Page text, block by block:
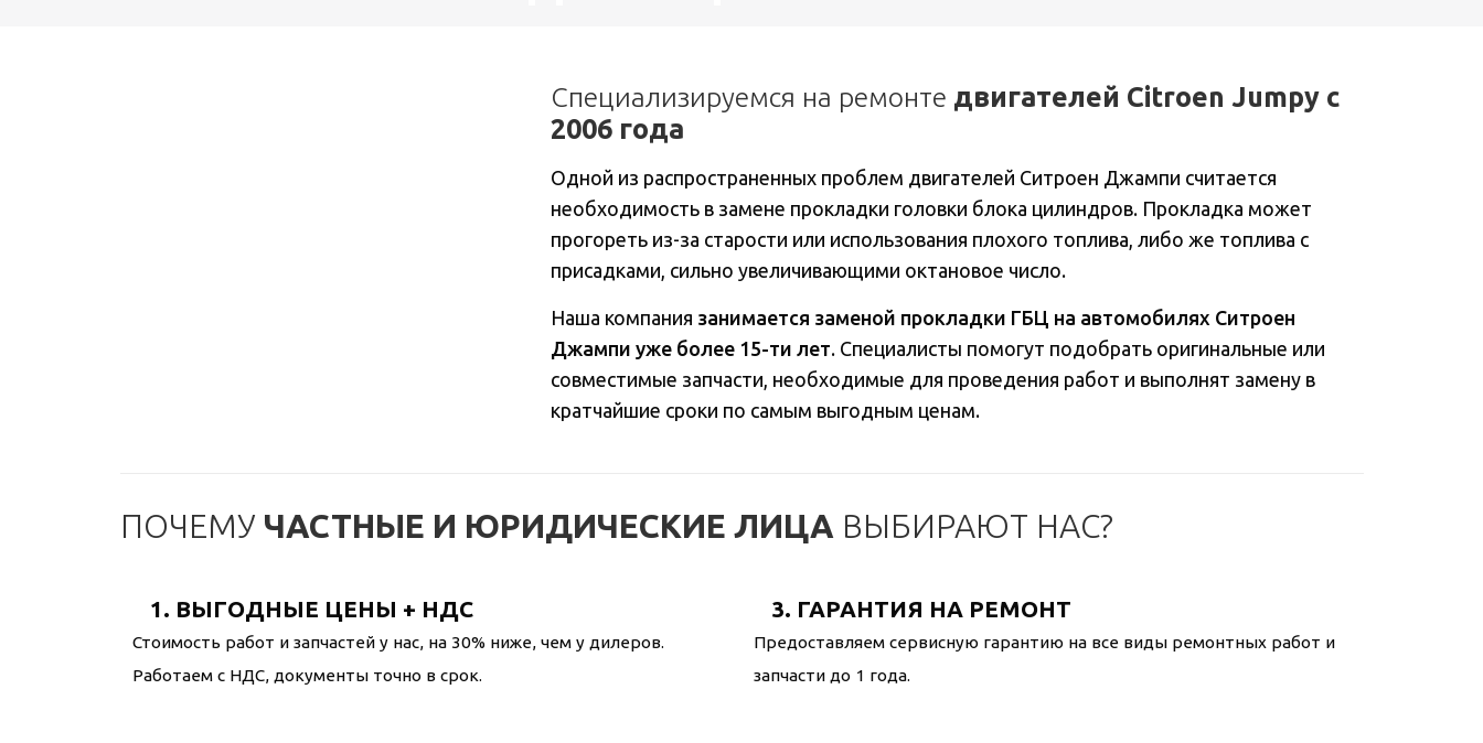
Специализируемся на ремонте двигателей Citroen Jumpy с
2006 года
Одной из распространенных проблем двигателей Ситроен Джампи считается
необходимость в замене прокладки головки блока цилиндров. Прокладка может
прогореть из-за старости или использования плохого топлива, либо же топлива с
присадками, сильно увеличивающими октановое число.
Наша компания занимается заменой прокладки ГБЦ на автомобилях Ситроен
Джампи уже более 15-ти лет. Специалисты помогут подобрать оригинальные или
совместимые запчасти, необходимые для проведения работ и выполнят замену в
кратчайшие сроки по самым выгодным ценам.
ПОЧЕМУ ЧАСТНЫЕ И ЮРИДИЧЕСКИЕ ЛИЦА ВЫБИРАЮТ НАС?
1. ВЫГОДНЫЕ ЦЕНЫ + НДС
Стоимость работ и запчастей у нас, на 30% ниже, чем у дилеров.
Работаем с НДС, документы точно в срок.
3. ГАРАНТИЯ НА РЕМОНТ
Предоставляем сервисную гарантию на все виды ремонтных работ и
запчасти до 1 года.